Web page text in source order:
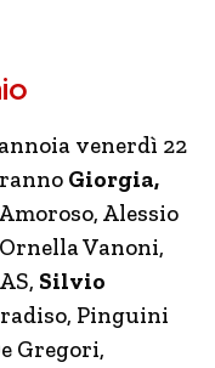
venerdì 22
Giorgia,
Alessio
Vanoni,
Silvio
Pinguini
Gregori,